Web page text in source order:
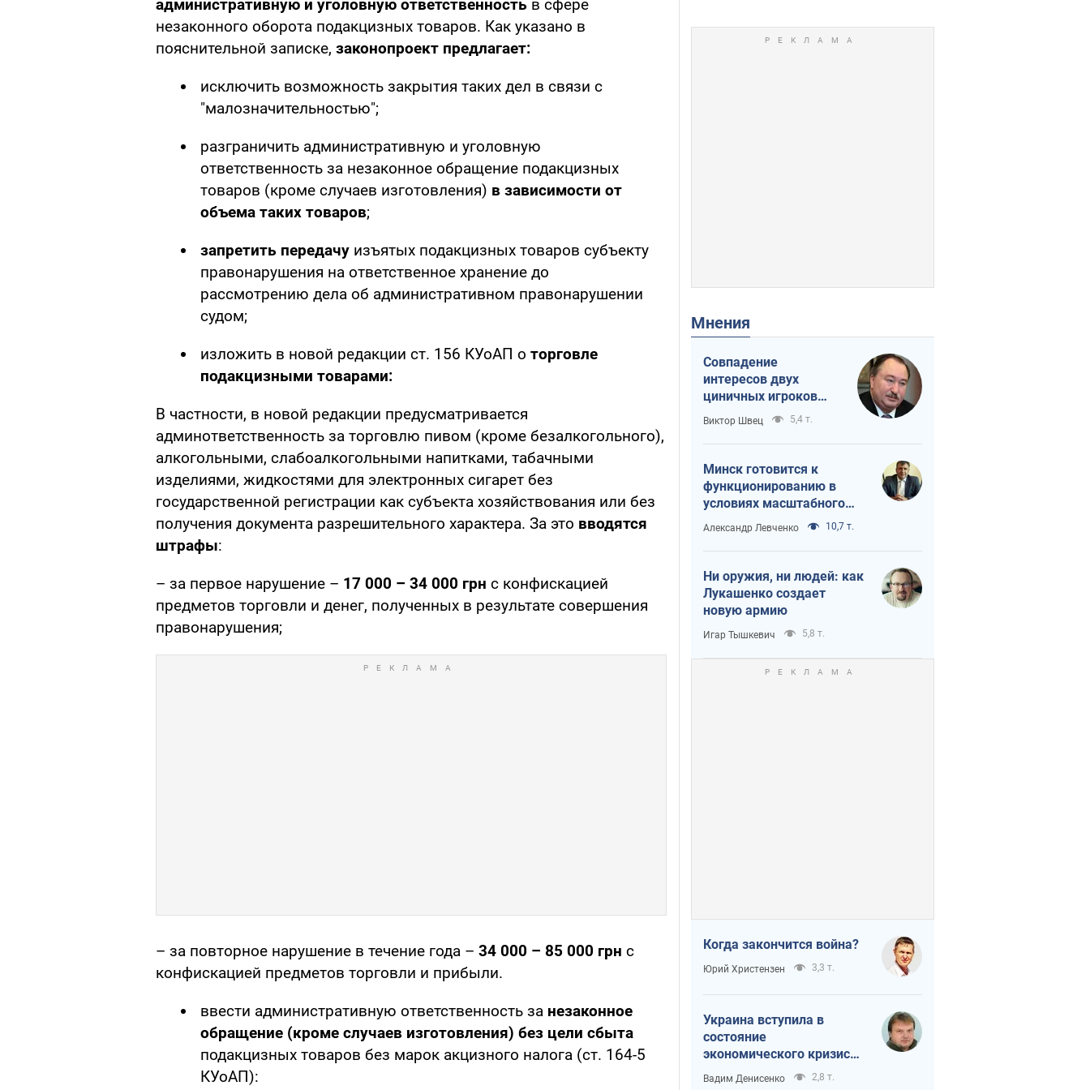
административную и уголовную ответственность в сфере
незаконного оборота подакцизных товаров. Как указано в
пояснительной записке, законопроект предлагает:
исключить возможность закрытия таких дел в связи с
"малозначительностью";
разграничить административную и уголовную
ответственность за незаконное обращение подакцизных
товаров (кроме случаев изготовления) в зависимости от
объема таких товаров;
запретить передачу изъятых подакцизных товаров субъекту
правонарушения на ответственное хранение до
рассмотрению дела об административном правонарушении
судом;
изложить в новой редакции ст. 156 КУоАП о торговле
подакцизными товарами:
В частности, в новой редакции предусматривается
админответственность за торговлю пивом (кроме безалкогольного),
алкогольными, слабоалкогольными напитками, табачными
изделиями, жидкостями для электронных сигарет без
государственной регистрации как субъекта хозяйствования или без
получения документа разрешительного характера. За это вводятся
штрафы:
– за первое нарушение – 17 000 – 34 000 грн с конфискацией
предметов торговли и денег, полученных в результате совершения
правонарушения;
– за повторное нарушение в течение года – 34 000 – 85 000 грн с
конфискацией предметов торговли и прибыли.
ввести административную ответственность за незаконное
обращение (кроме случаев изготовления) без цели сбыта
подакцизных товаров без марок акцизного налога (ст. 164-5
КУоАП):
Мнения
Совпадение
интересов двух
циничных игроков
или тайный план
Трампа и Путина?
Виктор Швец 5,4 т.
Минск готовится к
функционированию в
условиях масштабного
военного кризиса
Александр Левченко 10,7 т.
Ни оружия, ни людей: как
Лукашенко создает
новую армию
Игар Тышкевич 5,8 т.
Когда закончится война?
Юрий Христензен 3,3 т.
Украина вступила в
состояние
экономического кризиса.
Есть ли свет в конце
Вадим Денисенко 2,8 т.